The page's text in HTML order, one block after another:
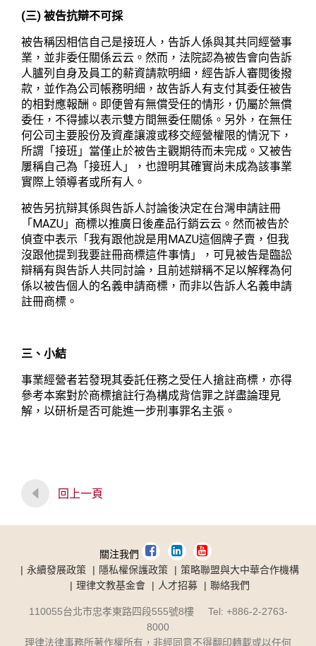
(三) 被告抗辯不可採
被告稱因相信自己是接班人，告訴人係與其共同經營事
業，並非委任關係云云。然而，法院認為被告會向告訴
人臚列自身及員工的薪資請款明細，經告訴人審閱後撥
款，並作為公司帳務明細，故告訴人有支付其委任被告
的相對應報酬。即便曾有無償受任的情形，仍屬於無償
委任，不得據以表示雙方間無委任關係。另外，在無任
何公司主要股份及資產讓渡或移交經營權限的情況下，
所謂「接班」當僅止於被告主觀期待而未完成。又被告
屢稱自己為「接班人」，也證明其確實尚未成為該事業
實際上領導者或所有人。
被告另抗辯其係與告訴人討論後決定在台灣申請註冊
「 MAZU 」商標以推廣日後產品行銷云云。然而被告於
偵查中表示「我有跟他說是用 MAZU這個牌子賣，但我
沒跟他提到我要註冊商標這件事情」，可見被告是臨訟
辯稱有與告訴人共同討論，且前述辯稱不足以解釋為何
係以被告個人的名義申請商標，而非以告訴人名義申請
註冊商標。
三、小結
事業經營者若發現其委託任務之受任人搶註商標，亦得
參考本案對於商標搶註行為構成背信罪之詳盡論理見
解，以研析是否可能進一步刑事罪名主張。
回上一頁
關注我們
永續發展政策
隱私權保護政策
策略聯盟與大中華合作機構
理律文教基金會
人才招募 聯絡我們
110055台北市忠孝東路四段555號8樓 Tel: +886-2-2763-
8000
理律法律事務所著作權所有，非經同意不得翻印轉載或以任何